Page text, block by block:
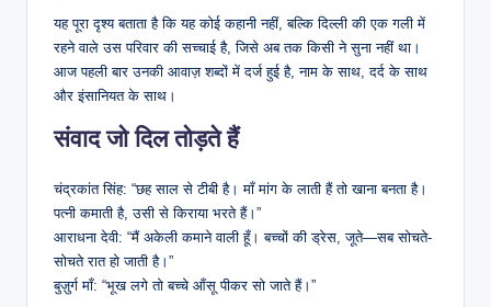
यह पूरा दृश्य बताता है कि यह कोई कहानी नहीं, बल्कि दिल्ली की एक गली में
रहने वाले उस परिवार की सच्चाई है, जिसे अब तक किसी ने सुना नहीं था।
आज पहली बार उनकी आवाज़ शब्दों में दर्ज हुई है, नाम के साथ, दर्द के साथ
और इंसानियत के साथ।
संवाद जो दिल तोड़ते हैं
चंद्रकांत सिंह: “छह साल से टीबी है। माँ मांग के लाती हैं तो खाना बनता है।
पत्नी कमाती है, उसी से किराया भरते हैं।”
आराधना देवी: “मैं अकेली कमाने वाली हूँ। बच्चों की ड्रेस, जूते—सब सोचते-
सोचते रात हो जाती है।”
बुज़ुर्ग माँ: “भूख लगे तो बच्चे आँसू पीकर सो जाते हैं।”